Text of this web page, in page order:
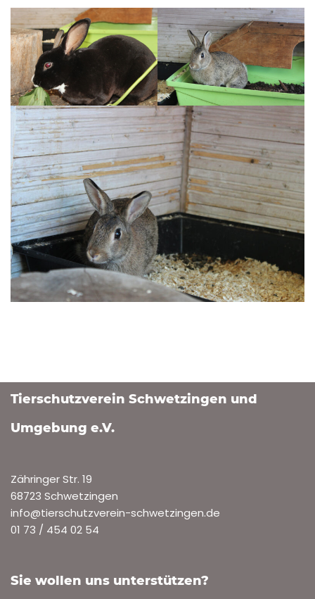
Tierschutzverein Schwetzingen und
Umgebung e.V.
Zähringer Str. 19
68723 Schwetzingen
info@tierschutzverein-schwetzingen.de
01 73 / 454 02 54
Sie wollen uns unterstützen?